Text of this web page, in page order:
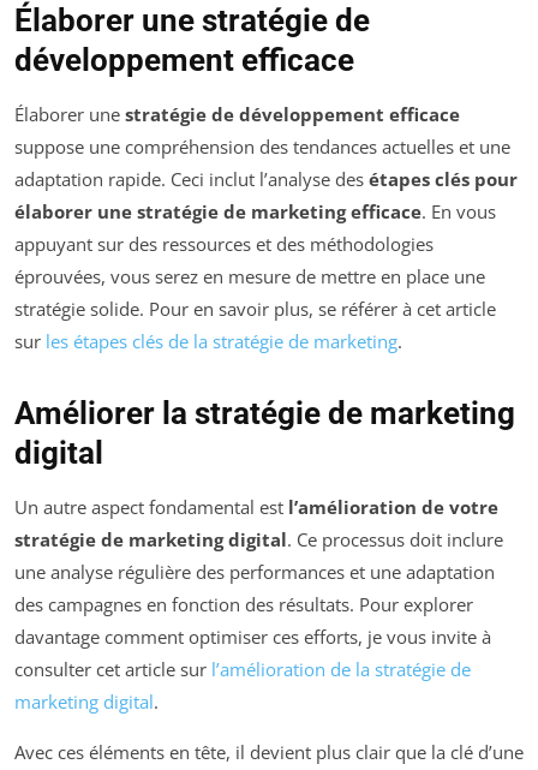
Élaborer une stratégie de
développement efficace
Élaborer une stratégie de développement efficace
suppose une compréhension des tendances actuelles et une
adaptation rapide. Ceci inclut l’analyse des étapes clés pour
élaborer une stratégie de marketing efficace. En vous
appuyant sur des ressources et des méthodologies
éprouvées, vous serez en mesure de mettre en place une
stratégie solide. Pour en savoir plus, se référer à cet article
sur les étapes clés de la stratégie de marketing.
Améliorer la stratégie de marketing
digital
Un autre aspect fondamental est l’amélioration de votre
stratégie de marketing digital. Ce processus doit inclure
une analyse régulière des performances et une adaptation
des campagnes en fonction des résultats. Pour explorer
davantage comment optimiser ces efforts, je vous invite à
consulter cet article sur l’amélioration de la stratégie de
marketing digital.
Avec ces éléments en tête, il devient plus clair que la clé d’une